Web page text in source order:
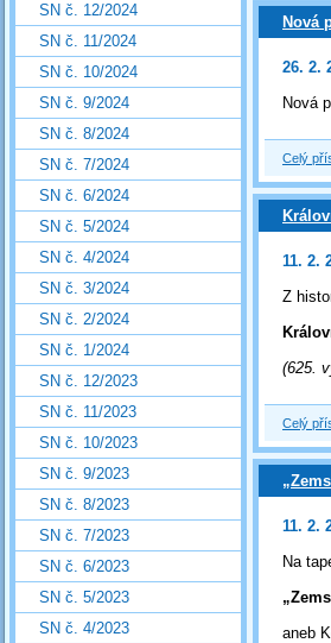
Nová
26. 2.
Nová
Celý
11. 2.
Z
(625.
Celý
11. 2.
Na
aneb
SN č. 12/2024
SN č. 11/2024
SN č. 10/2024
SN č. 9/2024
SN č. 8/2024
SN č. 7/2024
SN č. 6/2024
SN č. 5/2024
SN č. 4/2024
SN č. 3/2024
SN č. 2/2024
SN č. 1/2024
SN č. 12/2023
SN č. 11/2023
SN č. 10/2023
SN č. 9/2023
SN č. 8/2023
SN č. 7/2023
SN č. 6/2023
SN č. 5/2023
SN č. 4/2023